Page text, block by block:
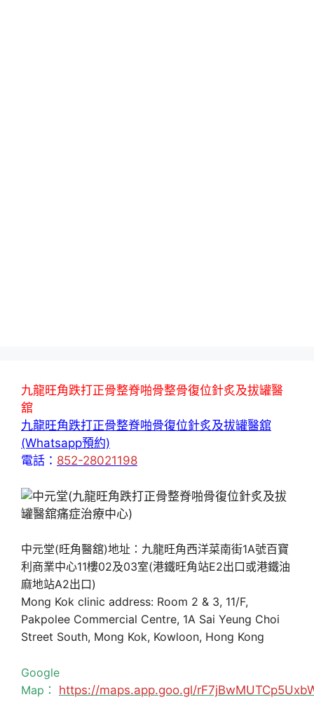
九龍旺角跌打正骨整脊啪骨整骨復位針炙及拔罐醫
舘
九龍旺角跌打正骨整脊啪骨復位針炙及拔罐醫舘
(Whatsapp預約)
電話： 852-28021198
中元堂(旺角醫舘)地址：九龍旺角西洋菜南街1A號百寶
利商業中心11樓02及03室(港鐵旺角站E2出口或港鐵油
麻地站A2出口)
Mong Kok clinic address: Room 2 & 3, 11/F,
Pakpolee Commercial Centre, 1A Sai Yeung Choi
Street South, Mong Kok, Kowloon, Hong Kong
Google
Map： https://maps.app.goo.gl/